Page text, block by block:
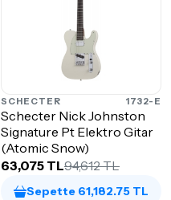
SCHECTER 1732-E
Schecter Nick Johnston
Signature Pt Elektro Gitar
(Atomic Snow)
63,075 TL94,612 TL
Sepette 61,182.75 TL